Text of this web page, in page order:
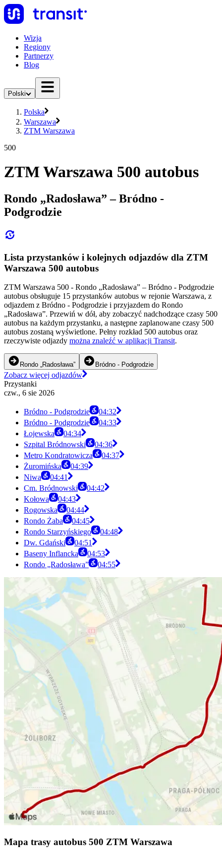
Wizja
Regiony
Partnerzy
Blog
Polski
Polska
Warszawa
ZTM Warszawa
500
ZTM Warszawa 500 autobus
Rondo „Radosława” – Bródno -
Podgrodzie
Lista przystanków i kolejnych odjazdów dla ZTM
Warszawa 500 autobus
ZTM Warszawa 500 - Rondo „Radosława” – Bródno - Podgrodzie
autobus obsługuje 15 przystanków autobus w rejonie Warszawa, z
odjazdem z Bródno - Podgrodzie i przyjazdem do Rondo
„Radosława”. Przewiń w dół, aby zobaczyć nadchodzące czasy 500
autobus na każdym przystanku, a następne zaplanowane czasy 500
autobus zostaną wyświetlone. Pełny rozkład 500 autobus oraz
rzeczywiste odjazdy można znaleźć w aplikacji Transit.
Rondo „Radosława” Bródno - Podgrodzie
Zobacz więcej odjazdów
Przystanki
czw., 6 sie 2026
Bródno - Podgrodzie
04:32
Bródno - Podgrodzie
04:33
Łojewska
04:34
Szpital Bródnowski
04:36
Metro Kondratowicza
04:37
Żuromińska
04:39
Niwa
04:41
Cm. Bródnowski
04:42
Kołowa
04:43
Rogowska
04:44
Rondo Żaba
04:45
Rondo Starzyńskiego
04:48
Dw. Gdański
04:51
Baseny Inflancka
04:53
Rondo „Radosława”
04:55
Mapa trasy autobus 500 ZTM Warszawa